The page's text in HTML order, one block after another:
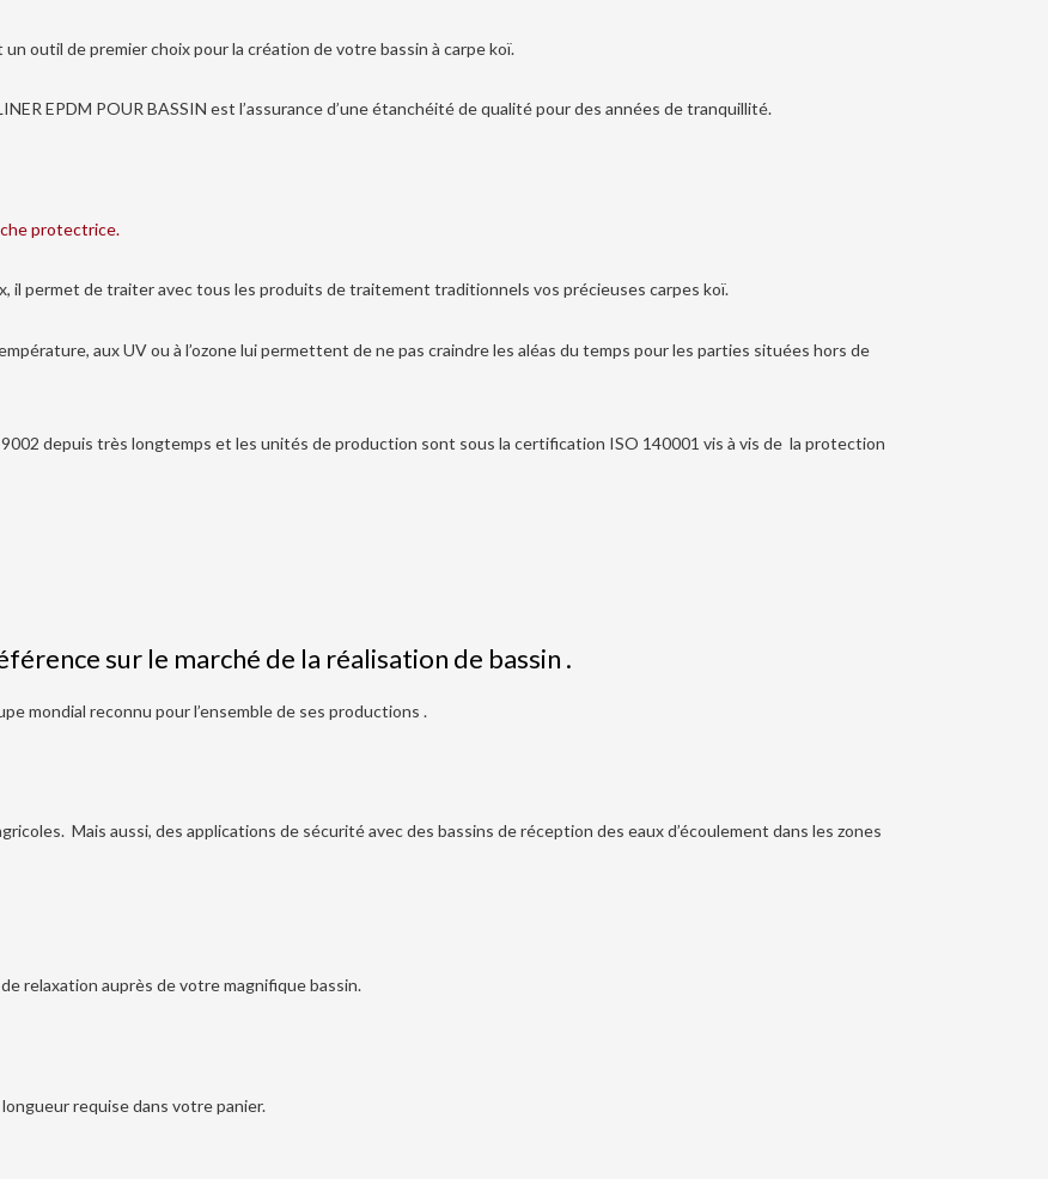
outil de premier choix pour la création de votre bassin à carpe koï.
EPDM POUR BASSIN est l’assurance d’une étanchéité de qualité pour des années de tranquillité.
protectrice.
il permet de traiter avec tous les produits de traitement traditionnels vos précieuses carpes koï.
aux UV ou à l’ozone lui permettent de ne pas craindre les aléas du temps pour les parties situées hors de
depuis très longtemps et les unités de production sont sous la certification ISO 140001 vis à vis de la protection
sur le marché de la réalisation de bassin .
mondial reconnu pour l’ensemble de ses productions .
Mais aussi, des applications de sécurité avec des bassins de réception des eaux d’écoulement dans les zones
relaxation auprès de votre magnifique bassin.
requise dans votre panier.